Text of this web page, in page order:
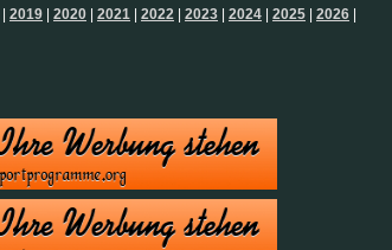
2019 2020 2021 2022 2023 2024 2025 2026